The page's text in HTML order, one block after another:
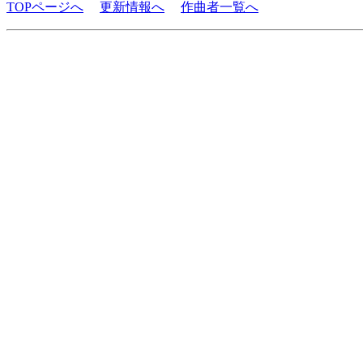
TOPページへ 更新情報へ 作曲者一覧へ